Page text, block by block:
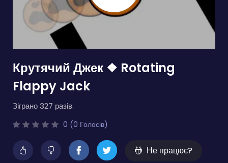
Крутячий Джек ❖ Rotating
Flappy Jack
Зіграно 327 разів.
0 (0 Голосів)
Не працює?